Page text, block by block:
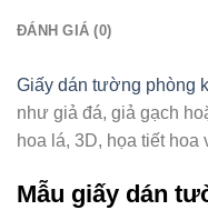
ĐÁNH GIÁ (0)
Giấy dán tường phòng
như giả đá, giả gạch
hoa lá, 3D, họa tiết
Mẫu giấy dán